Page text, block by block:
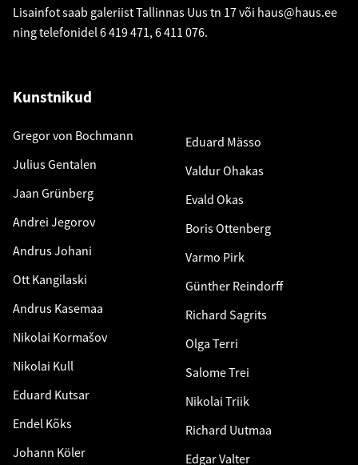
Lisainfot saab galeriist Tallinnas Uus tn 17 või haus@haus.ee
ning telefonidel 6 419 471, 6 411 076.
Kunstnikud
Gregor von Bochmann
Julius Gentalen
Jaan Grünberg
Andrei Jegorov
Andrus Johani
Ott Kangilaski
Andrus Kasemaa
Nikolai Kormašov
Nikolai Kull
Eduard Kutsar
Endel Kõks
Johann Köler
Eduard Mässo
Valdur Ohakas
Evald Okas
Boris Ottenberg
Varmo Pirk
Günther Reindorff
Richard Sagrits
Olga Terri
Salome Trei
Nikolai Triik
Richard Uutmaa
Edgar Valter